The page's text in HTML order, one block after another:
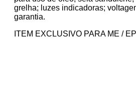
grelha; luzes indicadoras;
garantia.
ITEM EXCLUSIVO PARA ME /